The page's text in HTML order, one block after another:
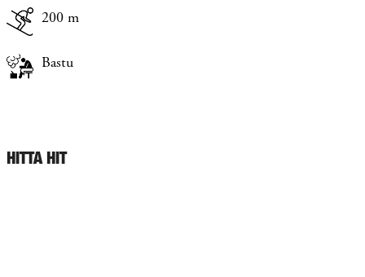
200 m
Bastu
HITTA HIT